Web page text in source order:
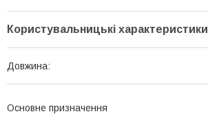
Користувальницькі характеристики
Довжина:
Основне призначення